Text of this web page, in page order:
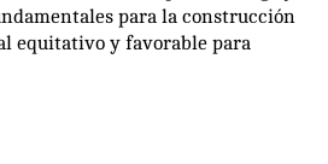
para la construcción
equitativo y favorable para